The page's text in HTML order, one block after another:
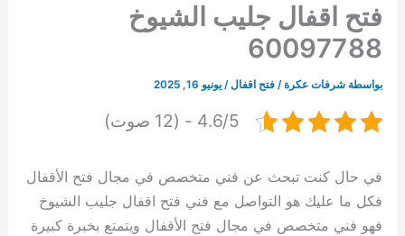
فتح اقفال جليب الشيوخ
60097788
بواسطة شرفات عكرة/فتح اقفال/يونيو 16, 2025
4.6/5 - (12 صوت)
في حال كنت تبحث عن فني متخصص في مجال فتح الأقفال
فكل ما عليك هو التواصل مع فني فتح اقفال جليب الشيوخ
فهو فني متخصص في مجال فتح الأقفال ويتمتع بخبرة كبيرة